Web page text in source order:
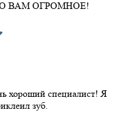
ВАМ ОГРОМНОЕ!
хороший специалист! Я
зуб.